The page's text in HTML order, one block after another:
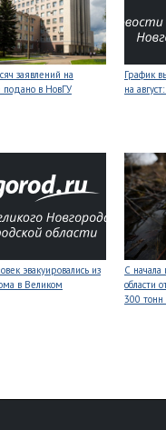
заявлений на
подано в НовГУ
График
на
эвакуировались из
в Великом
С начала
области
300